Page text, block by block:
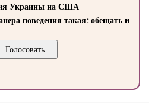
Украины на США
поведения такая: обещать и